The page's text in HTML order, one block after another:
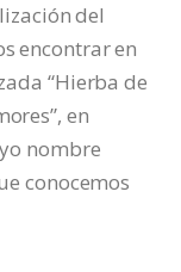
del
encontrar en
“Hierba de
en
nombre
conocemos